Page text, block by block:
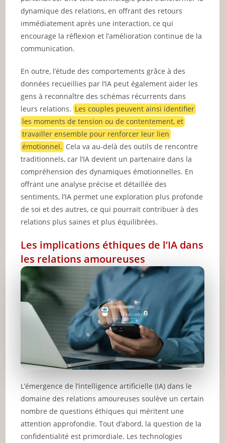
dynamique des relations, en offrant des retours
immédiatement après une interaction, ce qui
encourage la réflexion et l’amélioration continue de la
communication.
En outre, l’étude des comportements grâce à des
données recueillies par l’IA peut également aider les
gens à reconnaître des schémas récurrents dans
leurs relations.Les couples peuvent ainsi identifier
les moments de tension ou de contentement, et
travailler ensemble pour renforcer leur lien
émotionnel. Cela va au-delà des outils de rencontre
traditionnels, car l’IA devient un partenaire dans la
compréhension des dynamiques émotionnelles. En
offrant une analyse précise et détaillée des
sentiments, l’IA permet une exploration plus profonde
de soi et des autres, ce qui pourrait contribuer à des
relations plus saines et plus équilibrées.
Les implications éthiques de l’IA dans
les relations amoureuses
L’émergence de l’intelligence artificielle (IA) dans le
domaine des relations amoureuses soulève un certain
nombre de questions éthiques qui méritent une
attention approfondie. Tout d’abord, la question de la
confidentialité est primordiale. Les technologies